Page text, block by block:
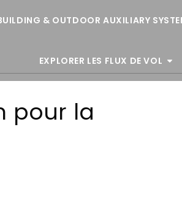
& OUTDOOR AUXILIARY
EXPLORER LES FLUX DE VOL
pour la